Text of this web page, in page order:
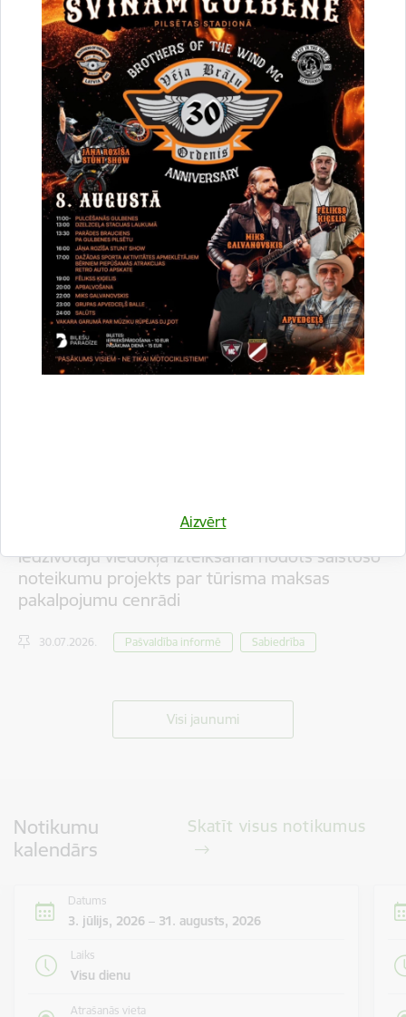
Aizvērt
Par satiksmes organizāciju Brīvības un
Dzelzceļa ielas pārbūves darbu laikā Gulbenē
30.07.2026. Projekti
Sabiedrība
Satiksmes ierobežojumi
Iedzīvotāju viedokļa izteikšanai nodots saistošo
noteikumu projekts par tūrisma maksas
pakalpojumu cenrādi
30.07.2026. Pašvaldība informē Sabiedrība
Visi jaunumi
Notikumu
kalendārs
Skatīt visus notikumus
Datums
3. jūlijs, 2026 – 31. augusts, 2026
Laiks
Visu dienu
Atrašanās vieta